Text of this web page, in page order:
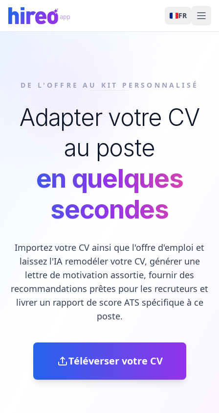
FR
DE L'OFFRE AU KIT PERSONNALISÉ
Adapter votre CV
au poste
en quelques
secondes
Importez votre CV ainsi que l'offre d'emploi et
laissez l'IA remodéler votre CV, générer une
lettre de motivation assortie, fournir des
recommandations prêtes pour les recruteurs et
livrer un rapport de score ATS spécifique à ce
poste.
Téléverser votre CV